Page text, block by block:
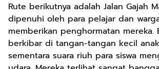
Rute berikutnya adalah Jalan Gajah
dipenuhi oleh para pelajar dan
memberikan penghormatan mereka.
berkibar di tangan-tangan kecil
sementara suara riuh para siswa